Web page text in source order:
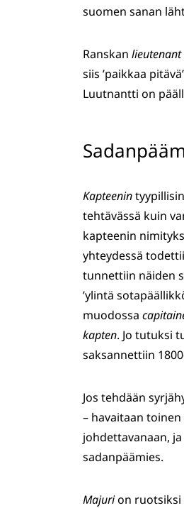
suomen sanan
Ranskan lieutenant
siis ’paikkaa
Luutnantti on
Kapteenin
tehtävässä kuin
kapteenin
yhteydessä
tunnettiin näiden
’ylintä
muodossa
kapten. Jo tutuksi
saksannettiin
Jos tehdään
– havaitaan
johdettavanaan,
sadanpäämies.
Majurion ruotsiksi